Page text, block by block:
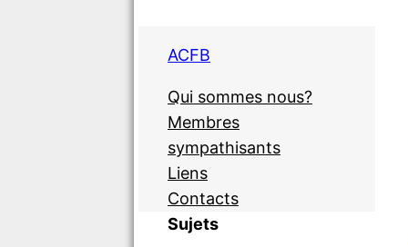
ACFB
Qui sommes nous?
Membres
sympathisants
Liens
Contacts
Sujets